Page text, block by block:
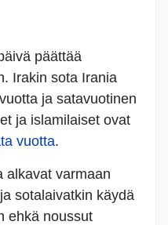
päättää
Irakin sota Irania
ja satavuotinen
ja islamilaiset ovat
vuotta.
alkavat varmaan
sotalaivatkin käydä
ehkä noussut